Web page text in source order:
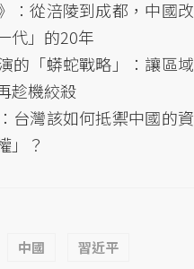
：從涪陵到成都，中國
代」的20年
的「蟒蛇戰略」：讓區
趁機絞殺
台灣該如何抵禦中國的
」？
中國 習近平